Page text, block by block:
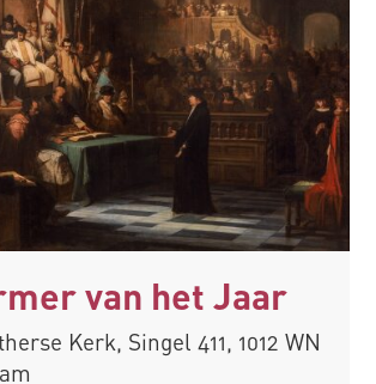
van het Jaar
Kerk, Singel 411, 1012 WN